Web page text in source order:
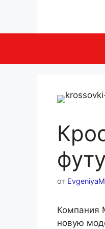
содержимому
от
Компания
новую